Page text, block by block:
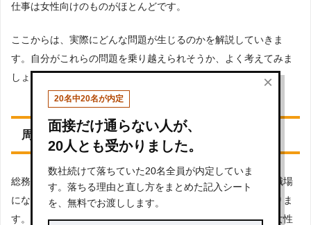
仕事は女性向けのものがほとんどです。
ここからは、実際にどんな問題が生じるのかを解説していきま
す。自分がこれらの問題を乗り越えられそうか、よく考えてみま
しょう。
周囲が女性ばかりの可能性がある
総務事務に採用された場合、周囲が女性だらけとなるので、職場
になじめなかったり肩身が狭い思いをしたりする可能性がありま
す。女性側も扱い方が分からずに戸惑うでしょうし、男性が女性
×
20名中20名が内定
面接だけ通らない人が、
20人とも受かりました。
数社続けて落ちていた20名全員が内定していま
す。落ちる理由と直し方をまとめた記入シート
を、無料でお渡しします。